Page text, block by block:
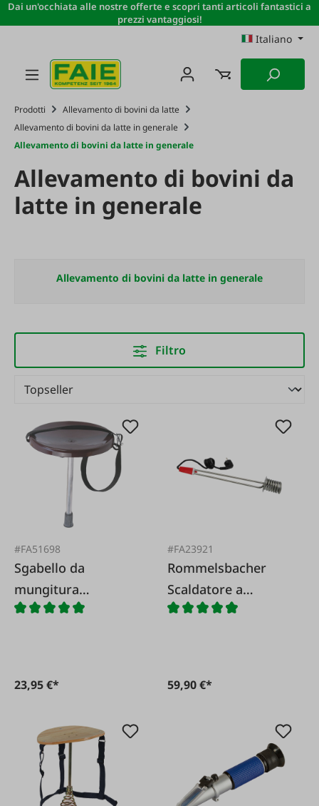
Passa al contenuto principale
Dai un'occhiata alle nostre offerte e scopri tanti articoli fantastici a
prezzi vantaggiosi!
Italiano
Prodotti
Allevamento di bovini da latte
Allevamento di bovini da latte in generale
Allevamento di bovini da latte in generale
Allevamento di bovini da
latte in generale
Allevamento di bovini da latte in generale
Filtro
#FA51698
Sgabello da
mungitura
monopiede
23,95 €*
#FA23921
Rommelsbacher
Scaldatore a
immersione per
59,90 €*